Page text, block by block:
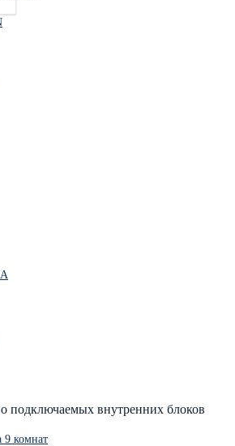
подключаемых внутренних блоков
9 комнат